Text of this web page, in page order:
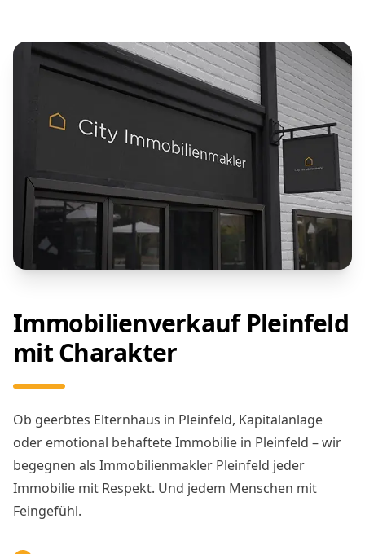
Immobilienverkauf Pleinfeld
mit Charakter
Ob geerbtes Elternhaus in Pleinfeld, Kapitalanlage
oder emotional behaftete Immobilie in Pleinfeld – wir
begegnen als Immobilienmakler Pleinfeld jeder
Immobilie mit Respekt. Und jedem Menschen mit
Feingefühl.